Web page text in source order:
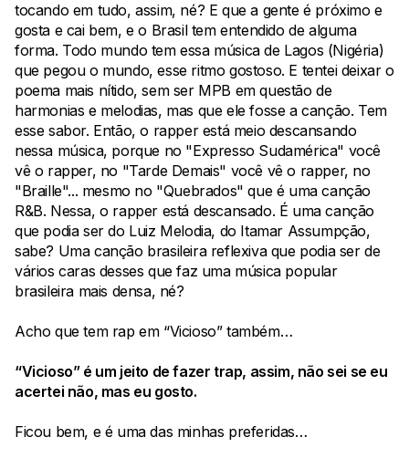
tocando em tudo, assim, né? E que a gente é próximo e
gosta e cai bem, e o Brasil tem entendido de alguma
forma. Todo mundo tem essa música de Lagos (Nigéria)
que pegou o mundo, esse ritmo gostoso. E tentei deixar o
poema mais nítido, sem ser MPB em questão de
harmonias e melodias, mas que ele fosse a canção. Tem
esse sabor. Então, o rapper está meio descansando
nessa música, porque no "Expresso Sudamérica" você
vê o rapper, no "Tarde Demais" você vê o rapper, no
"Braille"... mesmo no "Quebrados" que é uma canção
R&B. Nessa, o rapper está descansado. É uma canção
que podia ser do Luiz Melodia, do Itamar Assumpção,
sabe? Uma canção brasileira reflexiva que podia ser de
vários caras desses que faz uma música popular
brasileira mais densa, né?
Acho que tem rap em “Vicioso” também…
“Vicioso” é um jeito de fazer trap, assim, não sei se eu
acertei não, mas eu gosto.
Ficou bem, e é uma das minhas preferidas…